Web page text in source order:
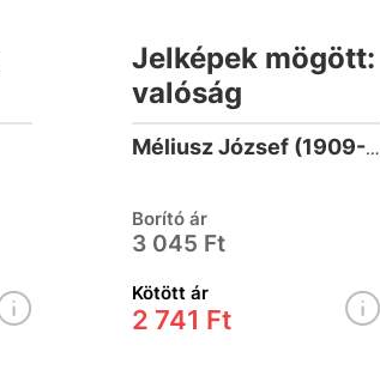
Jelképek mögött:
valóság
Méliusz József (1909-1995)
Borító ár
3 045 Ft
Kötött ár
2 741 Ft